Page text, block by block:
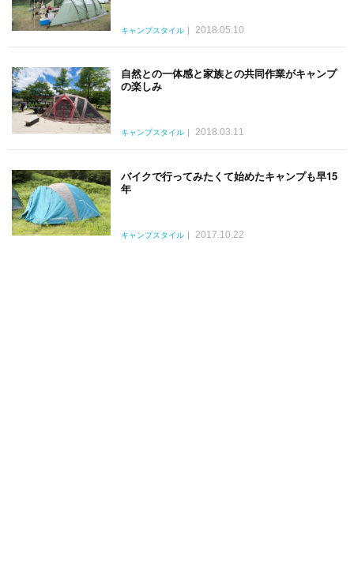
キャンプスタイル 2018.05.10
自然との一体感と家族との共同作業がキャンプ
の楽しみ
キャンプスタイル 2018.03.11
バイクで行ってみたくて始めたキャンプも早15
年
キャンプスタイル 2017.10.22